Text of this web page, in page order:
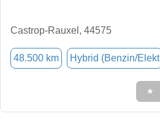
Castrop-Rauxel, 44575
48.500 km Hybrid (Benzin/Elekt
★